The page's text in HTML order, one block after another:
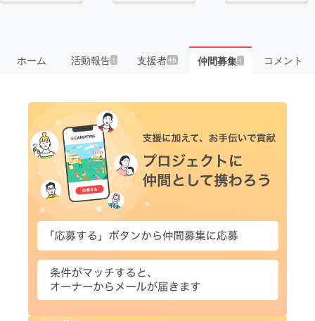
ホーム 活動報告1 支援者46 仲間募集 1 コメント